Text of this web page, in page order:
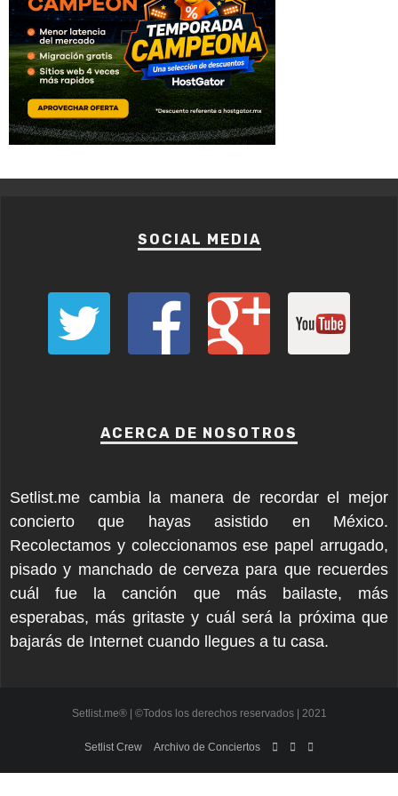
SOCIAL MEDIA
ACERCA DE NOSOTROS
Setlist.me cambia la manera de recordar el mejor
concierto que hayas asistido en México.
Recolectamos y coleccionamos ese papel arrugado,
pisado y manchado de cerveza para que recuerdes
cuál fue la canción que más bailaste, más
esperabas, más gritaste y cuál será la próxima que
bajarás de Internet cuando llegues a tu casa.
Setlist.me® | ©Todos los derechos reservados | 2021
Setlist Crew Archivo de Conciertos